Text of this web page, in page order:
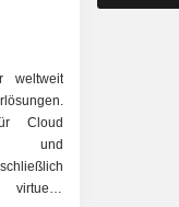
weltweit
Cloud
und
virtuelle